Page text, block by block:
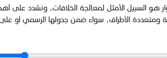
هو السبيل الأمثل لمعالجة الخلافات، ونشدد على
ومتعددة الأطراف، سواء ضمن جدولها الرسمي أو